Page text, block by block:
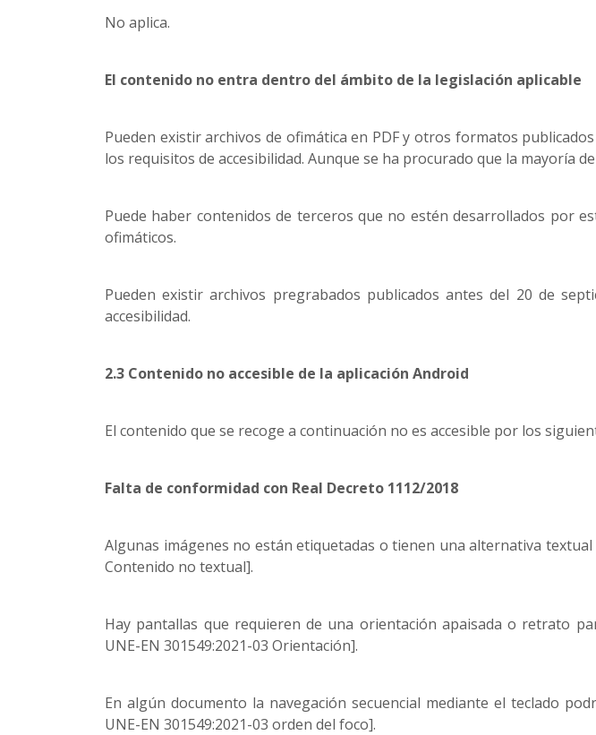
No aplica.
El contenido no entra dentro del ámbito de la legislación aplicable
Pueden existir archivos de ofimática en PDF y otros formatos
los requisitos de accesibilidad. Aunque se ha procurado que la mayoría
Puede haber contenidos de terceros que no estén desarrollados por
ofimáticos.
Pueden existir archivos pregrabados publicados antes del 20 de
accesibilidad.
2.3 Contenido no accesible de la aplicación Android
El contenido que se recoge a continuación no es accesible por los
Falta de conformidad con Real Decreto 1112/2018
Algunas imágenes no están etiquetadas o tienen una alternativa
Contenido no textual].
Hay pantallas que requieren de una orientación apaisada o retrato
UNE-EN 301549:2021-03 Orientación].
En algún documento la navegación secuencial mediante el teclado
UNE-EN 301549:2021-03 orden del foco].